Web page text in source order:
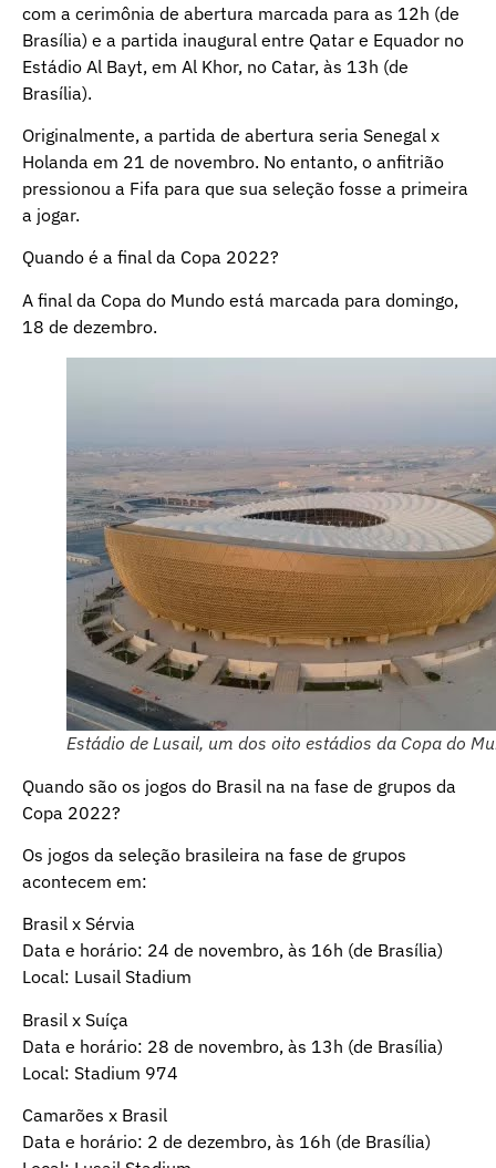
com a cerimônia de abertura marcada para as 12h (de
Brasília) e a partida inaugural entre Qatar e Equador no
Estádio Al Bayt, em Al Khor, no Catar, às 13h (de
Brasília).
Originalmente, a partida de abertura seria Senegal x
Holanda em 21 de novembro. No entanto, o anfitrião
pressionou a Fifa para que sua seleção fosse a primeira
a jogar.
Quando é a final da Copa 2022?
A final da Copa do Mundo está marcada para domingo,
18 de dezembro.
Estádio de Lusail, um dos oito estádios da Copa do
Quando são os jogos do Brasil na na fase de grupos da
Copa 2022?
Os jogos da seleção brasileira na fase de grupos
acontecem em:
Brasil x Sérvia
Data e horário: 24 de novembro, às 16h (de Brasília)
Local: Lusail Stadium
Brasil x Suíça
Data e horário: 28 de novembro, às 13h (de Brasília)
Local: Stadium 974
Camarões x Brasil
Data e horário: 2 de dezembro, às 16h (de Brasília)